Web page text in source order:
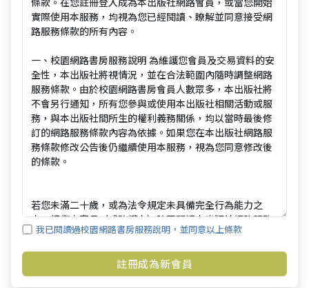
我已閱讀過校園網路書房服務說明，並同意以上條款